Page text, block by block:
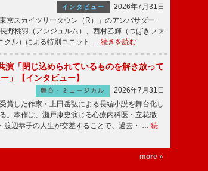
インタビュー
2026年7月31日
京スカイツリータウン（R）」のアンバサダー
野桃羽（アンジュルム）、西村乙輝（つばきファ
クル）による特別ユニット … 続きを読む
演「閉じ込められているものを解き放って
」【インタビュー】
舞台・ミュージカル
2026年7月31日
した作家・上田岳弘による長編小説を舞台化し
。本作は、瀬戸康史演じる心療内科医・立花徹
渡辺恭子の人生が交差することで、過去・ … 続
more »